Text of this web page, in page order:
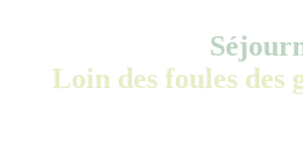
Loin des foules des